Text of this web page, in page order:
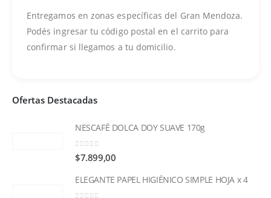
Entregamos en zonas específicas del Gran Mendoza.
Podés ingresar tu código postal en el carrito para
confirmar si llegamos a tu domicilio.
Ofertas Destacadas
NESCAFÉ DOLCA DOY SUAVE 170g
0 out of 5
$7.899,00
ELEGANTE PAPEL HIGIÉNICO SIMPLE HOJA x 4